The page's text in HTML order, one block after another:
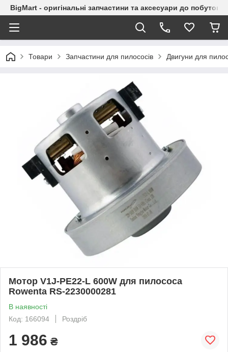
BigMart - оригінальні запчастини та аксесуари до побутової
Товари Запчастини для пилососів Двигуни для
Мотор V1J-PE22-L 600W для пилососа
Rowenta RS-2230000281
В наявності
Код: 166094
Роздріб
1 986 ₴